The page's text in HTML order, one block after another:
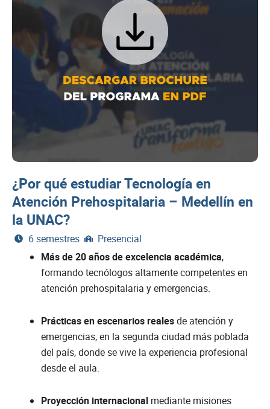
¿Por qué estudiar Tecnología en
Atención Prehospitalaria – Medellín en
la UNAC?
6 semestres
Presencial
Más de 20 años de excelencia académica,
formando tecnólogos altamente competentes en
atención prehospitalaria y emergencias.
Prácticas en escenarios realesde atención y
emergencias, en la segunda ciudad más poblada
del país, donde se vive la experiencia profesional
desde el aula.
Proyección internacional mediante misiones